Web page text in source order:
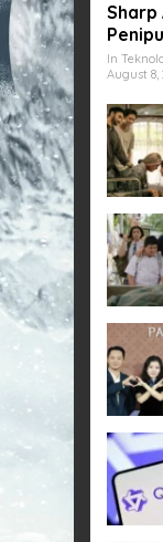
Sharp
In
August 8,